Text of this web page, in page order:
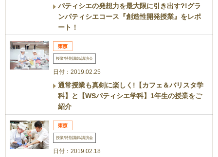
パティシエの発想力を最大限に引き出す?!グラ
ンパティシエコース『創造性開発授業』をレポ
ート！
授業/特別講師/講演会
日付：2019.02.25
通常授業も真剣に楽しく!【カフェ＆バリスタ学
科】と【WSパティシエ学科】1年生の授業をご
紹介
授業/特別講師/講演会
日付：2019.02.18